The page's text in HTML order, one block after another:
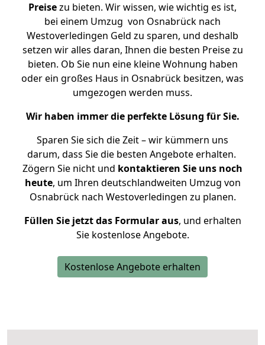
Preisezu bieten. Wir wissen, wie wichtig es ist,
bei einem Umzug von Osnabrück nach
Westoverledingen Geld zu sparen, und deshalb
setzen wir alles daran, Ihnen die besten Preise zu
bieten. Ob Sie nun eine kleine Wohnung haben
oder ein großes Haus in Osnabrück besitzen, was
umgezogen werden muss.
Wir haben immer die perfekte Lösung für Sie.
Sparen Sie sich die Zeit – wir kümmern uns
darum, dass Sie die besten Angebote erhalten.
Zögern Sie nicht und kontaktieren Sie uns noch
heute, um Ihren deutschlandweiten Umzug von
Osnabrück nach Westoverledingen zu planen.
Füllen Sie jetzt das Formular aus, und erhalten
Sie kostenlose Angebote.
Kostenlose Angebote erhalten